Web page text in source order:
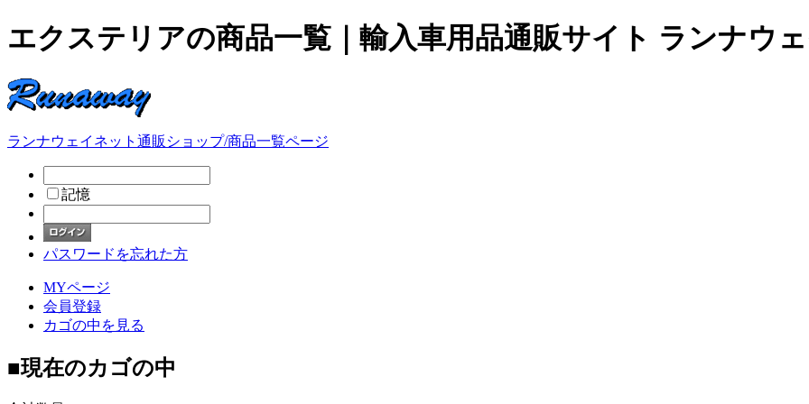
エクステリアの商品一覧｜輸入車用品通販サイト ランナウ
ランナウェイネット通販ショップ/商品一覧ページ
記憶
パスワードを忘れた方
MYページ
会員登録
カゴの中を見る
■現在のカゴの中